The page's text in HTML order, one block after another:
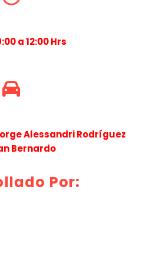
a 12:00 Hrs
Alessandri Rodríguez
Bernardo
Por: